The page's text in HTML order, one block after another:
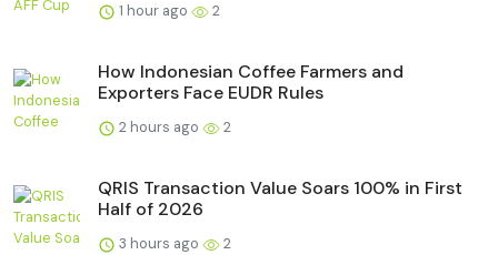
1 hour ago 2
How Indonesian Coffee Farmers and
Exporters Face EUDR Rules
2 hours ago 2
QRIS Transaction Value Soars 100% in First
Half of 2026
3 hours ago 2